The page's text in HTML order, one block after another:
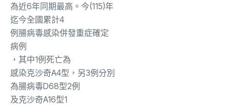
為近6年同期最高 。 今(115)年
迄今全國累計4
例腸病毒感染併發重症確定
病例
， 其中1例死亡為
感染克沙奇A4型 ，另3例分別
為腸病毒D68型2例
及克沙奇A16型1